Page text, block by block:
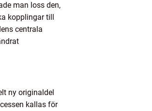
man loss den,
kopplingar till
centrala
ny originaldel
kallas för